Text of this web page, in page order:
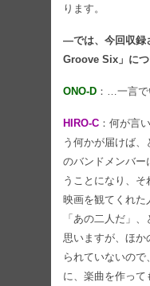
ります。
―では、今回収録
Groove Six」につ
ONO-D ：…一言
HIRO-C ：何が言
う何かが届けば
のバンドメンバー
うことになり、そ
映画を観てくれた
「あの二人だ」
思いますが、ほか
られていないので
に、楽曲を作って